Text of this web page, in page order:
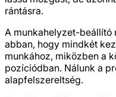
rántásra.
A munkahelyzet-beállító
abban, hogy mindkét
munkához, miközben a
pozíciódban. Nálunk a
alapfelszereltség.